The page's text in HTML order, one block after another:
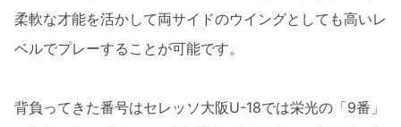
柔軟な才能を活かして両サイドのウイングとしても高いレ
ベルでプレーすることが可能です。
背負ってきた番号はセレッソ大阪U-18では栄光の「9番」